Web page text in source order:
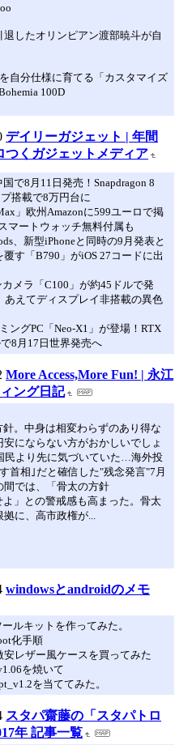
退したオリンピアン渡部暁斗が自
自分仕様に育てる「カスタマイズ
100D
デイリーガジェット | 年間
つくガジェットメディア
国で8月11日発売！Snapdragon 8
搭載で8万円台に
」欧州Amazonに599ユーロで掲
マートウォッチ無料付属も
、新型iPhoneと同時の9月発表と
す「B790」がiOS 27コードに出
メラ「C100」が約45ドルで発
あえてディスプレイ非搭載の異色
ングPC「Neo-X1」が登場！RTX
8月17日世界発売へ
More Access,More Fun! | 永江
ング日記
。中身は相変わらずのあり得な
にならない方がおかしいでしょ
民より先に気づいていた…海外投
首相｣だと確信した"残念発言"7月
間では、「骨太の方針
よ」との警戒感も高まった。骨太
に、高市政権が...
windowsとandroidのメモ
ルキットを作ってみた。
化手順
安レザー風ケースを買ってみた
を焼いて
を当ててみた。
スタパ齋藤の「スタパトロ
年 記事一覧